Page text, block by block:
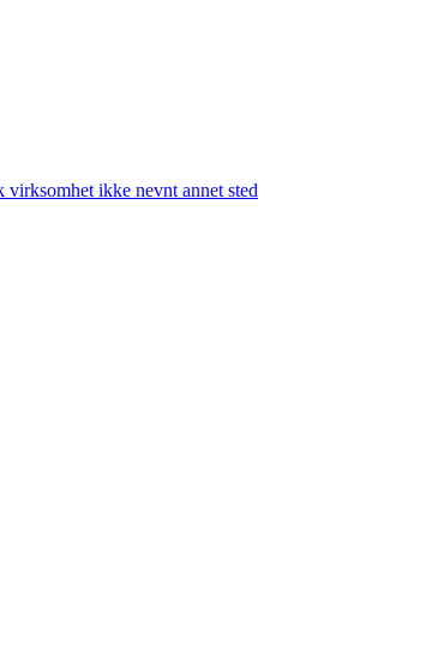
ikke nevnt annet sted